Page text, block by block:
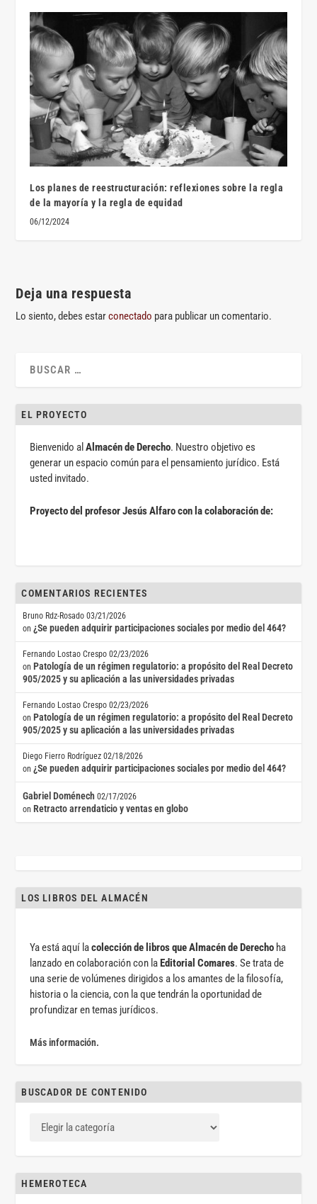
Los planes de reestructuración: reflexiones sobre la regla
de la mayoría y la regla de equidad
06/12/2024
Deja una respuesta
Lo siento, debes estarconectado para publicar un comentario.
EL PROYECTO
Bienvenido alAlmacén de Derecho. Nuestro objetivo es
generar un espacio común para el pensamiento jurídico. Está
usted invitado.
Proyecto del profesor Jesús Alfaro con la colaboración de:
COMENTARIOS RECIENTES
Bruno Rdz-Rosado 03/21/2026
on¿Se pueden adquirir participaciones sociales por medio del 464?
Fernando Lostao Crespo 02/23/2026
on Patología de un régimen regulatorio: a propósito del Real Decreto
905/2025 y su aplicación a las universidades privadas
Fernando Lostao Crespo 02/23/2026
on Patología de un régimen regulatorio: a propósito del Real Decreto
905/2025 y su aplicación a las universidades privadas
Diego Fierro Rodríguez 02/18/2026
on¿Se pueden adquirir participaciones sociales por medio del 464?
Gabriel Doménech 02/17/2026
on Retracto arrendaticio y ventas en globo
LOS LIBROS DEL ALMACÉN
Ya está aquí lacolección de libros que Almacén de Derecho ha
lanzado en colaboración con laEditorial Comares. Se trata de
una serie de volúmenes dirigidos a los amantes de la filosofía,
historia o la ciencia, con la que tendrán la oportunidad de
profundizar en temas jurídicos.
Más información.
BUSCADOR DE CONTENIDO
HEMEROTECA